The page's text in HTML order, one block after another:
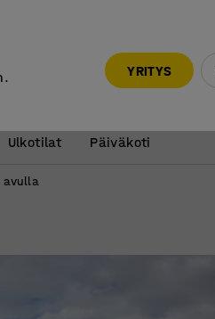
Ulkotilat
Päiväkoti
avulla
YRITYS